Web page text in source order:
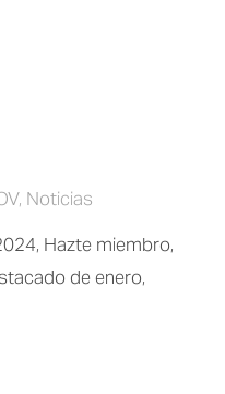
, Noticias
Hazte miembro,
de enero,